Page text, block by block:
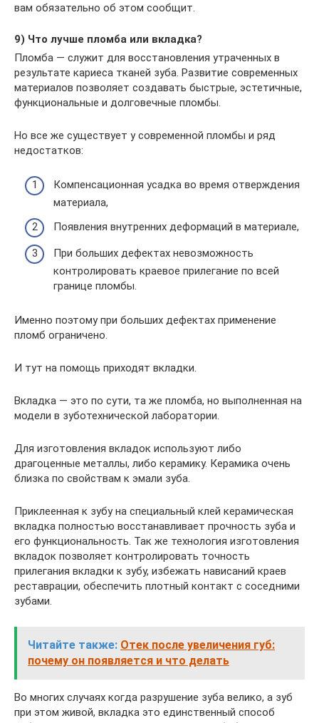
вам обязательно об этом сообщит.
9) Что лучше пломба или вкладка?
Пломба — служит для восстановления утраченных в
результате кариеса тканей зуба. Развитие современных
материалов позволяет создавать быстрые, эстетичные,
функциональные и долговечные пломбы.
Но все же существует у современной пломбы и ряд
недостатков:
Компенсационная усадка во время отверждения
материала,
Появления внутренних деформаций в материале,
При больших дефектах невозможность
контролировать краевое прилегание по всей
границе пломбы.
Именно поэтому при больших дефектах применение
пломб ограничено.
И тут на помощь приходят вкладки.
Вкладка — это по сути, та же пломба, но выполненная на
модели в зуботехнической лаборатории.
Для изготовления вкладок используют либо
драгоценные металлы, либо керамику. Керамика очень
близка по свойствам к эмали зуба.
Приклеенная к зубу на специальный клей керамическая
вкладка полностью восстанавливает прочность зуба и
его функциональность. Так же технология изготовления
вкладок позволяет контролировать точность
прилегания вкладки к зубу, избежать нависаний краев
реставрации, обеспечить плотный контакт с соседними
зубами.
Читайте также: Отек после увеличения губ:
почему он появляется и что делать
Во многих случаях когда разрушение зуба велико, а зуб
при этом живой, вкладка это единственный способ